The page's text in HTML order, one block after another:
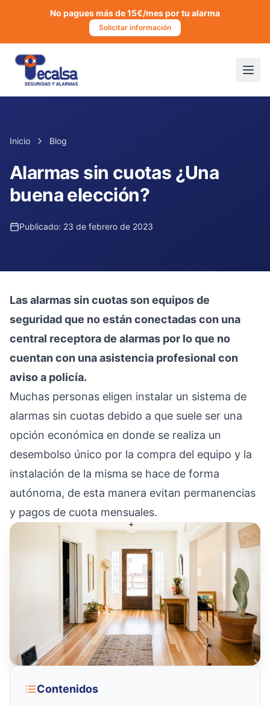
No pagues más de 15€/mes por tu alarma
Solicitar información
Inicio Blog
Alarmas sin cuotas ¿Una
buena elección?
Publicado: 23 de febrero de 2023
Las alarmas sin cuotas son equipos de
seguridad que no están conectadas con una
central receptora de alarmas por lo que no
cuentan con una asistencia profesional con
aviso a policía.
Muchas personas eligen instalar un sistema de
alarmas sin cuotas debido a que suele ser una
opción económica en donde se realiza un
desembolso único por la compra del equipo y la
instalación de la misma se hace de forma
autónoma, de esta manera evitan permanencias
y pagos de cuota mensuales.
Contenidos